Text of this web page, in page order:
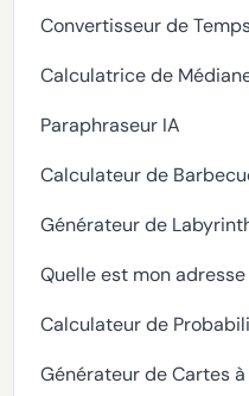
Convertisseur de
Calculatrice de
Paraphraseur IA
Calculateur de
Générateur de
Quelle est mon adresse
Calculateur de
Générateur de Cartes